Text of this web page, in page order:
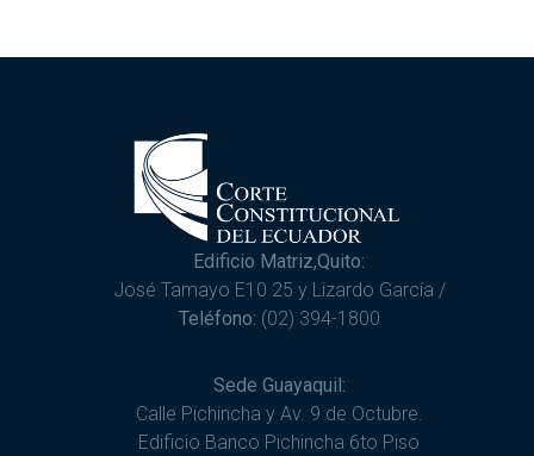
Edificio Matriz,Quito:
José Tamayo E10 25 y Lizardo García /
Teléfono: (02) 394-1800
Sede Guayaquil:
Calle Pichincha y Av. 9 de Octubre.
Edificio Banco Pichincha 6to Piso